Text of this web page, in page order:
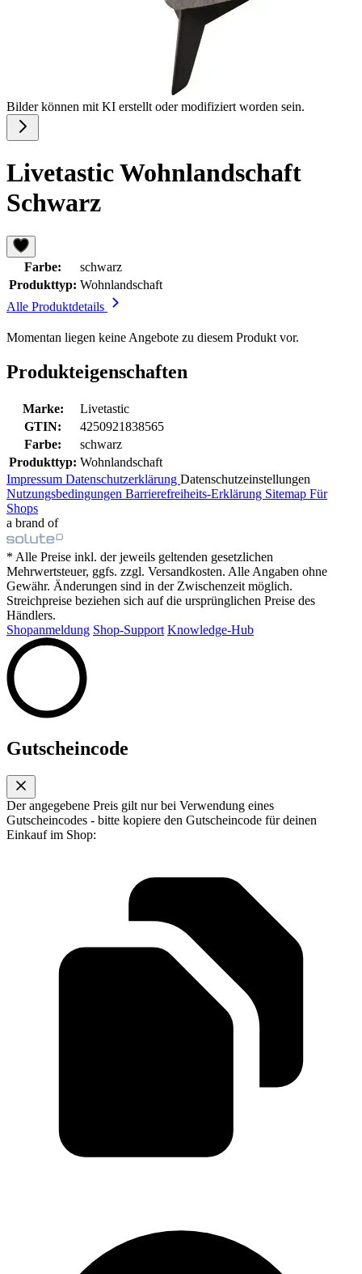
Bilder können mit KI erstellt oder modifiziert worden sein.
Livetastic Wohnlandschaft
Schwarz
Farbe:
schwarz
Produkttyp: Wohnlandschaft
Alle Produktdetails
Momentan liegen keine Angebote zu diesem Produkt vor.
Produkteigenschaften
Marke:
Livetastic
GTIN:
4250921838565
Farbe:
schwarz
Produkttyp: Wohnlandschaft
Impressum Datenschutzerklärung Datenschutzeinstellungen
Nutzungsbedingungen Barrierefreiheits-Erklärung Sitemap Für
Shops
a brand of
* Alle Preise inkl. der jeweils geltenden gesetzlichen
Mehrwertsteuer, ggfs. zzgl. Versandkosten. Alle Angaben ohne
Gewähr. Änderungen sind in der Zwischenzeit möglich.
Streichpreise beziehen sich auf die ursprünglichen Preise des
Händlers.
Shopanmeldung Shop-Support Knowledge-Hub
Gutscheincode
Der angegebene Preis gilt nur bei Verwendung eines
Gutscheincodes - bitte kopiere den Gutscheincode für deinen
Einkauf im Shop: